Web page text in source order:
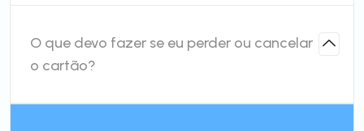
O que devo fazer se eu perder ou cancelar
o cartão?